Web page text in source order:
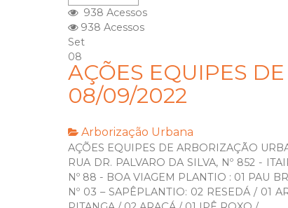
938 Acessos
938 Acessos
Set
08
AÇÕES EQUIPES
08/09/2022
Arborização Urbana
AÇÕES EQUIPES DE ARBORIZAÇÃO
RUA DR. PALVARO DA SILVA, Nº 852 -
Nº 88 - BOA VIAGEM PLANTIO : 01 PAU
Nº 03 – SAPÊPLANTIO: 02 RESEDÁ / 01